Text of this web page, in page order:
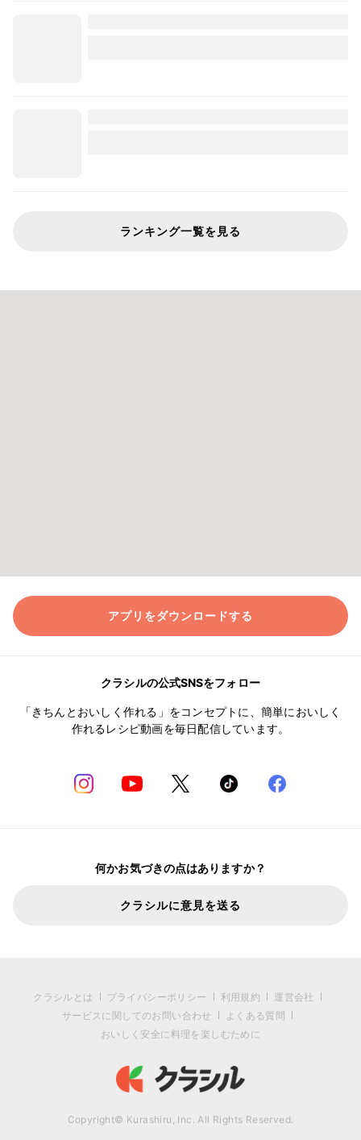
ランキング一覧を見る
アプリをダウンロードする
クラシルの公式SNSをフォロー
「きちんとおいしく作れる」をコンセプトに、簡単においしく
作れるレシピ動画を毎日配信しています。
何かお気づきの点はありますか？
クラシルに意見を送る
クラシルとは プライバシーポリシー 利用規約
運営会社
サービスに関してのお問い合わせ
よくある質問
おいしく安全に料理を楽しむために
Copyright© Kurashiru, Inc. All Rights Reserved.